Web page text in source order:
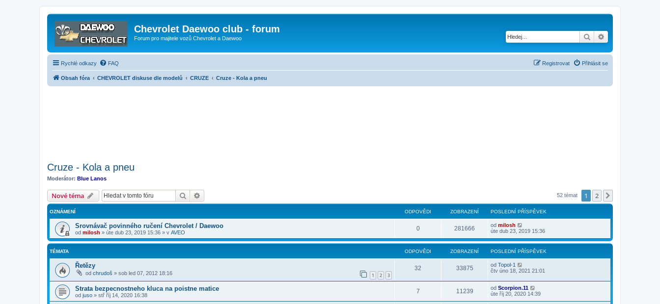
Chevrolet Daewoo club - forum
Forum pro majitele vozů Chevrolet a Daewoo Hledat
Rychlé odkazy FAQ Přihlásit se
Registrovat
Obsah fóra CHEVROLET diskuse dle modelů CRUZE Cruze - Kola a pneu
Cruze - Kola a pneu
Moderátor: Blue Lanos
Nové téma Hledat 52 témat 1 2
OZNÁMENÍ ODPOVĚDI ZOBRAZENÍ POSLEDNÍ PŘÍSPĚVEK
Srovnávač povinného ručení Chevrolet / Daewoo
od milosh » úte dub 23, 2019 15:36 » v AVEO
0 281666 od milosh
úte dub 23, 2019 15:36
TÉMATA ODPOVĚDI ZOBRAZENÍ POSLEDNÍ PŘÍSPĚVEK
Řetězy
od chrudoš » sob led 07, 2012 18:16 1 2 3
32 33875 od Topol-1
čtv úno 18, 2021 21:01
Strata bezpecnostneho kluca na poistne matice
od juso » stř říj 14, 2020 16:38
7 11239 od Scorpion.11
úte říj 20, 2020 14:39